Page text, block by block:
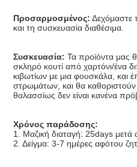
Προσαρμοσμένος: Δεχόμαστε
και τη συσκευασία διαθέσιμα.
Συσκευασία: Τα προϊόντα μας
σκληρό κουτί από χαρτόνι/ένα
κιβωτίων με μια φουσκάλα, και
στρωμάτων, και θα
θαλασσίως δεν είναι κανένα
Χρόνος παράδοσης:
1. Μαζική διαταγή: 25days μετά
2. Δείγμα: 3-7 ημέρες αφότου